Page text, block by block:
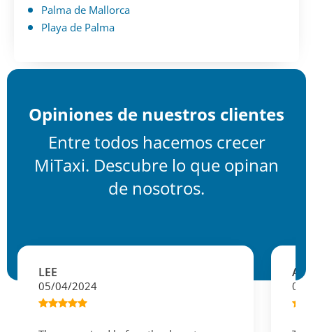
Palma de Mallorca
Playa de Palma
Opiniones de nuestros clientes
Entre todos hacemos crecer
MiTaxi. Descubre lo que opinan
de nosotros.
LEE
05/04/2024 05/